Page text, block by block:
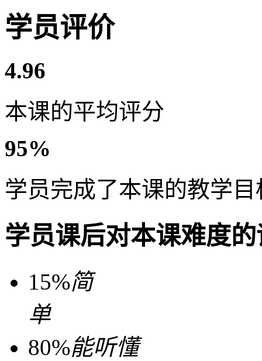
学员评价
4.96
本课的平均评分
95%
学员完成了本课的教学目
学员课后对本课难度
15%简
单
80%能听懂